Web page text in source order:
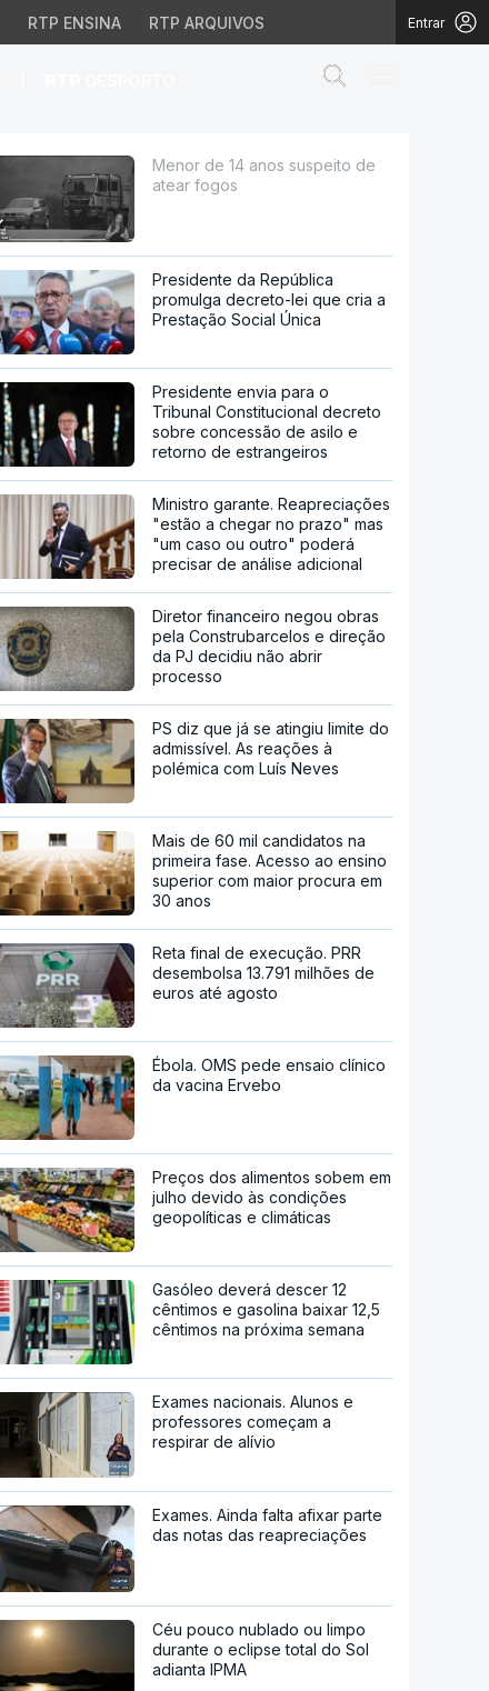
RTP ENSINA RTP ARQUIVOS Entrar
Menor de 14 anos suspeito de
atear fogos
Presidente da República
promulga decreto-lei que cria a
Prestação Social Única
Presidente envia para o
Tribunal Constitucional decreto
sobre concessão de asilo e
retorno de estrangeiros
Ministro garante. Reapreciações
"estão a chegar no prazo" mas
"um caso ou outro" poderá
precisar de análise adicional
Diretor financeiro negou obras
pela Construbarcelos e direção
da PJ decidiu não abrir
processo
PS diz que já se atingiu limite do
admissível. As reações à
polémica com Luís Neves
Mais de 60 mil candidatos na
primeira fase. Acesso ao ensino
superior com maior procura em
30 anos
Reta final de execução. PRR
desembolsa 13.791 milhões de
euros até agosto
Ébola. OMS pede ensaio clínico
da vacina Ervebo
Preços dos alimentos sobem em
julho devido às condições
geopolíticas e climáticas
Gasóleo deverá descer 12
cêntimos e gasolina baixar 12,5
cêntimos na próxima semana
Exames nacionais. Alunos e
professores começam a
respirar de alívio
Exames. Ainda falta afixar parte
das notas das reapreciações
Céu pouco nublado ou limpo
durante o eclipse total do Sol
adianta IPMA